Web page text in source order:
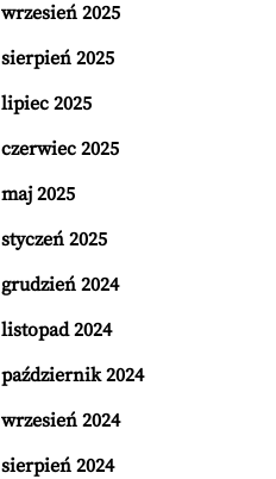
wrzesień 2025
sierpień 2025
lipiec 2025
czerwiec 2025
maj 2025
styczeń 2025
grudzień 2024
listopad 2024
październik 2024
wrzesień 2024
sierpień 2024